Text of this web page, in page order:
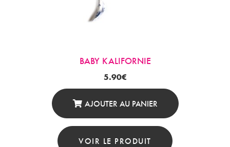
BABY KALIFORNIE
5.90€
AJOUTER AU PANIER
VOIR LE PRODUIT